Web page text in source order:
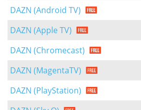
DAZN (Android TV)
DAZN (Apple TV)
DAZN (Chromecast)
DAZN (MagentaTV)
DAZN (PlayStation)